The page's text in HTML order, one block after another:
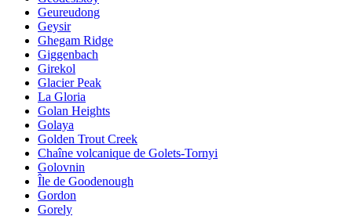
Geureudong
Geysir
Ghegam Ridge
Giggenbach
Girekol
Glacier Peak
La Gloria
Golan Heights
Golaya
Golden Trout Creek
Chaîne volcanique de Golets-Tornyi
Golovnin
Île de Goodenough
Gordon
Gorely